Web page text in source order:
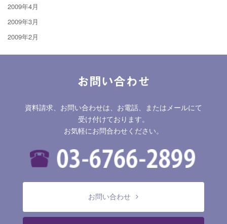
2009年4月
2009年3月
2009年2月
お問い合わせ
資料請求、お問い合わせは、お電話、またはメールにて
受け付けております。
お気軽にお問合わせください。
お問い合わせ